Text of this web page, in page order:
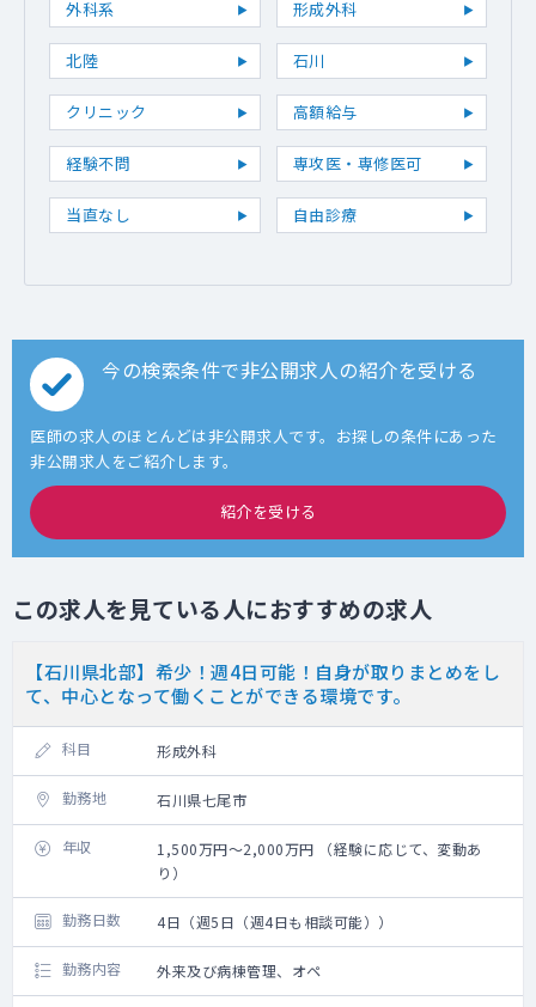
外科系 形成外科
北陸 石川
クリニック 高額給与
経験不問 専攻医・専修医可
当直なし 自由診療
今の検索条件で非公開求人の紹介を受ける
医師の求人のほとんどは非公開求人です。お探しの条件にあった
非公開求人をご紹介します。
紹介を受ける
この求人を見ている人におすすめの求人
【石川県北部】希少！週4日可能！自身が取りまとめをし
て、中心となって働くことができる環境です。
科目 形成外科
勤務地 石川県七尾市
年収
1,500万円～2,000万円 （経験に応じて、変動あ
り）
勤務日数 4日（週5日（週4日も相談可能））
勤務内容 外来及び病棟管理、オペ